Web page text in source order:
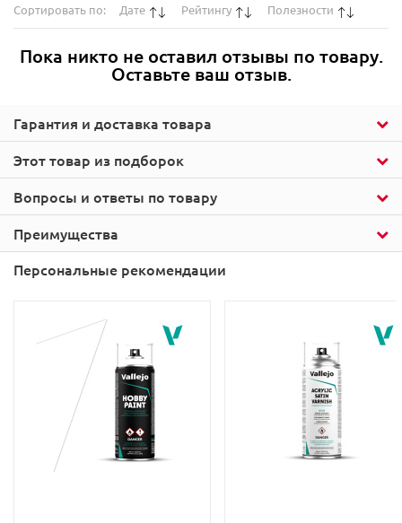
Этот товар из подборок
Гарантия и доставка товара
Сортировать по: Дате Рейтингу Полезности
Пока никто не оставил отзывы по товару.
Оставьте ваш отзыв.
Вопросы и ответы по товару
Преимущества
Персональные рекомендации